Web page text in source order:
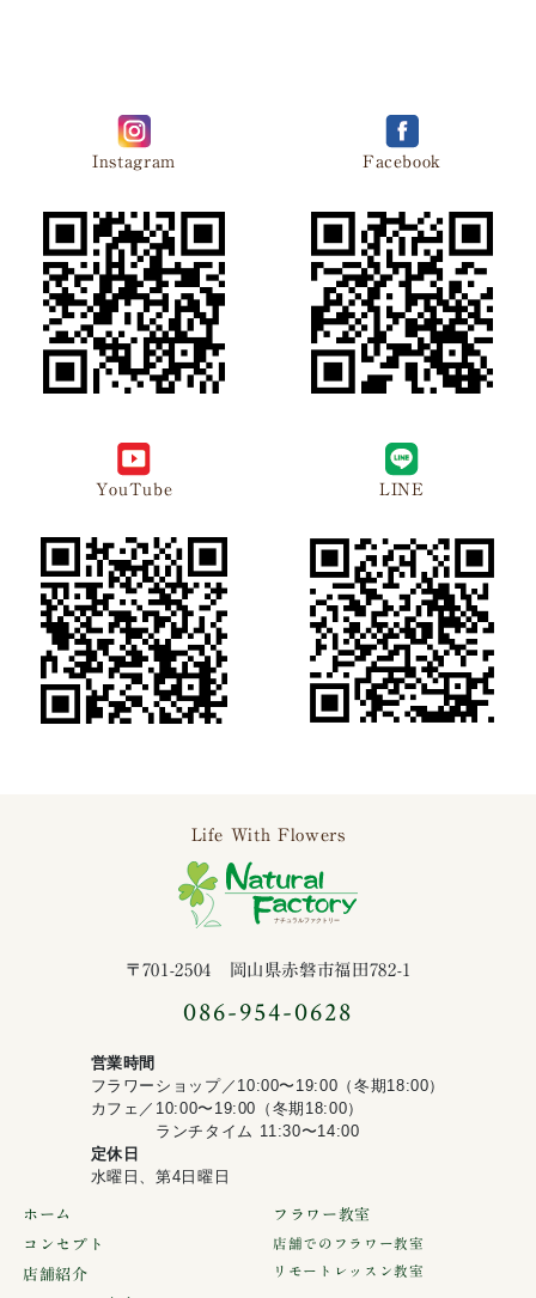
Instagram Facebook
YouTube LINE
Life With Flowers
ナチュラルフ
〒701-2504 岡山県赤磐市福田782-1
086-954-0628
営業時間
フラワーショップ／10:00〜19:00（冬期18:00）
カフェ／10:00〜19:00（冬期18:00）
ランチタイム 11:30〜14:00
定休日
水曜日、第4日曜日
ホーム
コンセプト
店舗紹介
フラワー教室
店舗でのフラワー教室
リモートレッスン教室